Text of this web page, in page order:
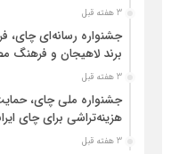
3 هفته قبل
جشنواره رسانه‌ای چای،
برند لاهیجان و فرهنگ
3 هفته قبل
جشنواره ملی چای،
هزینه‌تراشی برای چای
3 هفته قبل